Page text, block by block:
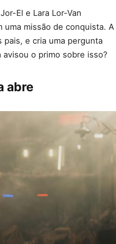
El e Lara Lor-Van
uma missão de conquista. A
e cria uma pergunta
o primo sobre isso?
abre